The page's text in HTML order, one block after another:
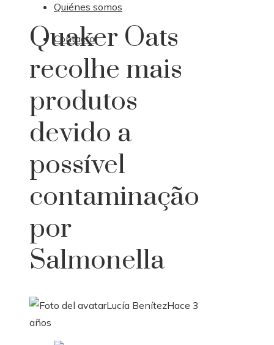
Quiénes somos
Contacto
Quaker Oats
recolhe mais
produtos
devido a
possível
contaminação
por
Salmonella
Lucía BenítezHace 3
años